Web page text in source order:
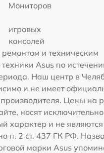
Мониторов
игровых
консолей
и техническим
Asus по
Наш центр в
и не имеет
Цены на
носят исключительно
характер и не
п. 2 ст. 437 ГК РФ.
марки Asus